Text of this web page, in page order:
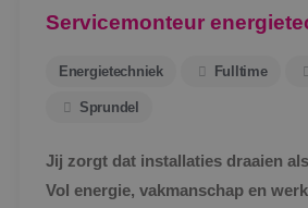
Servicemonteur
Energietechniek Fulltime
Sprundel
Jij zorgt dat installaties draaien
Vol energie, vakmanschap en